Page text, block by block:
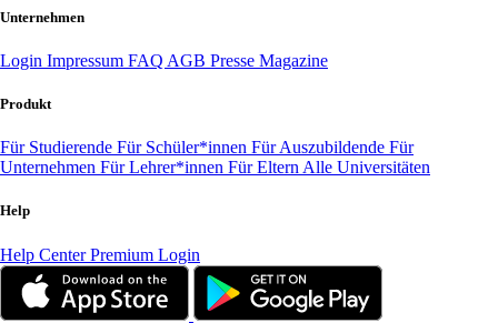
Unternehmen
Login Impressum FAQ AGB Presse Magazine
Produkt
Für Studierende Für Schüler*innen Für Auszubildende Für
Unternehmen Für Lehrer*innen Für Eltern Alle Universitäten
Help
Help CenterPremium Login